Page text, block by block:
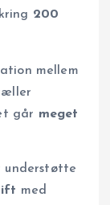
200
mellem
går meget
understøtte
med